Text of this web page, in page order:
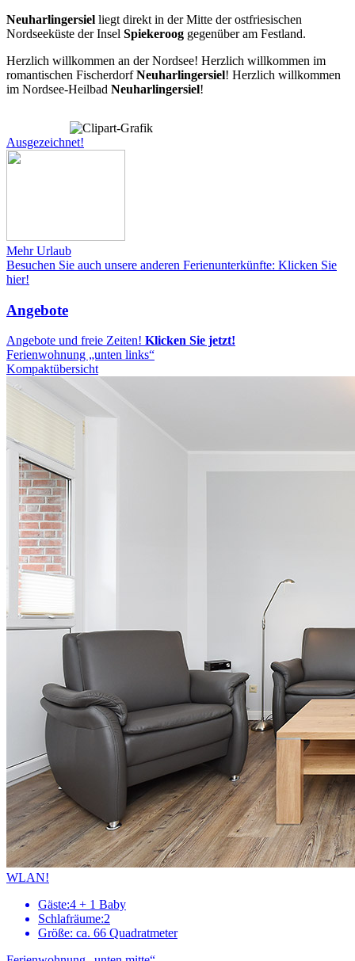
Neuharlingersiel liegt direkt in der Mitte der ostfriesischen
Nordseeküste der Insel Spiekeroog gegenüber am Festland.
Herzlich willkommen an der Nordsee! Herzlich willkommen im
romantischen FischerdorfNeuharlingersiel! Herzlich willkommen
im Nordsee-Heilbad Neuharlingersiel!
Ausgezeichnet!
Mehr Urlaub
Besuchen Sie auch unsere anderen Ferienunterkünfte: Klicken Sie
hier!
Angebote
Angebote und freie Zeiten! Klicken Sie jetzt!
Ferienwohnung „unten links“
Kompaktübersicht
WLAN!
Gäste:4 + 1 Baby
Schlafräume:2
Größe: ca. 66 Quadratmeter